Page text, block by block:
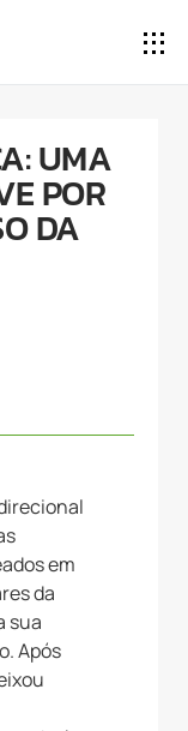
UMA
POR
DA
em
da
sua
Após